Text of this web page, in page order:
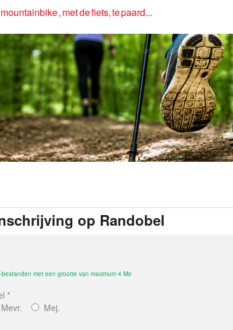
, met de fiets, te paard...
op Randobel
met een grootte van maximum 4 Mo
*
Mevr.
Mej.